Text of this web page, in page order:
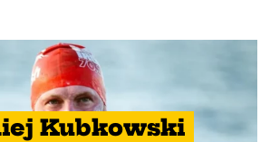
Kubkowski